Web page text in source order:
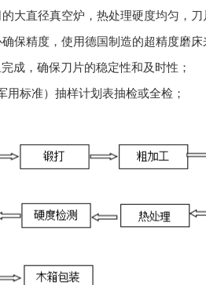
大直径真空炉，热处理硬度均匀，
保精度，使用德国制造的超精度磨
成，确保刀片的稳定性和及时性；
用标准）抽样计划表抽检或全检；